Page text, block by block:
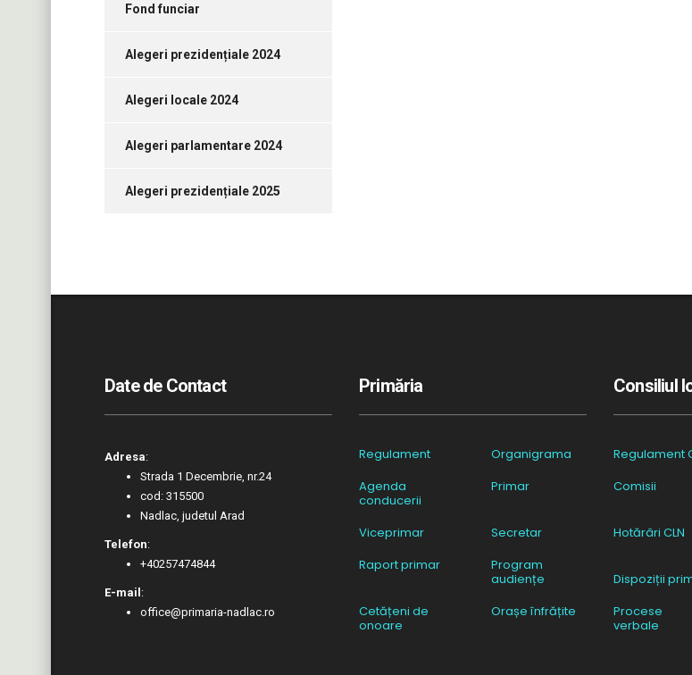
Fond funciar
Alegeri prezidențiale 2024
Alegeri locale 2024
Alegeri parlamentare 2024
Alegeri prezidențiale 2025
Date de Contact
Adresa:
Strada 1 Decembrie, nr.24
cod: 315500
Nadlac, judetul Arad
Telefon:
+40257474844
E-mail :
office@primaria-nadlac.ro
Primăria
Regulament
Organigrama
Agenda
conducerii
Primar
Viceprimar
Secretar
Raport primar
Program
audiențe
Cetățeni de
onoare
Orașe înfrățite
Consiliul
Regulament
Comisii
Hotărâri CLN
Dispoziții
Procese
verbale